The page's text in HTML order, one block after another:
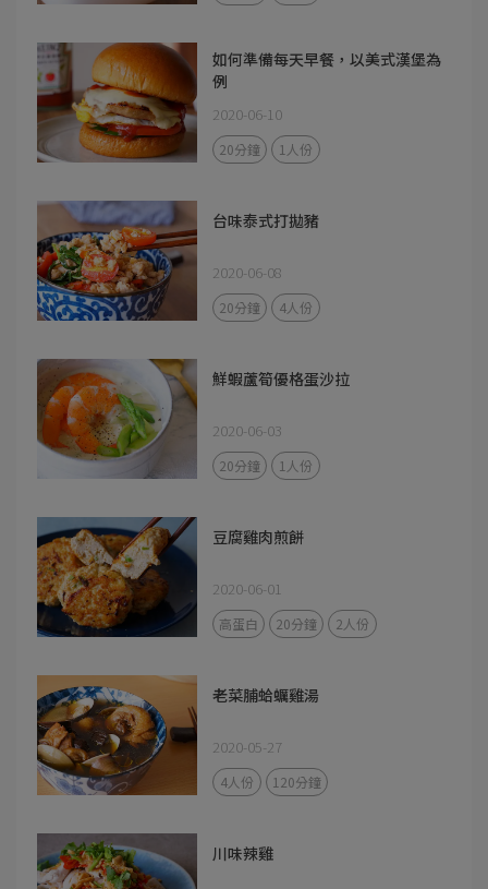
如何準備每天早餐，以美式漢堡為
例
2020-06-10
20分鐘 1人份
台味泰式打拋豬
2020-06-08
20分鐘 4人份
鮮蝦蘆筍優格蛋沙拉
2020-06-03
20分鐘 1人份
豆腐雞肉煎餅
2020-06-01
高蛋白 20分鐘 2人份
老菜脯蛤蠣雞湯
2020-05-27
4人份 120分鐘
川味辣雞